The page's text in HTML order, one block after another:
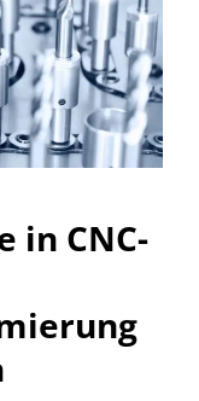
in CNC-